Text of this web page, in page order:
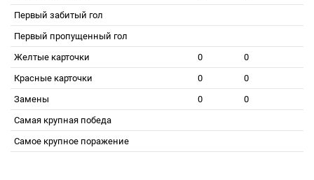
Первый забитый гол
Первый пропущенный гол
Желтые карточки
0
0
Красные карточки
0
0
Замены
0
0
Самая крупная победа
Самое крупное поражение